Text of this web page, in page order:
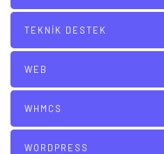
TEKNIK DESTEK
WEB
WHMCS
WORDPRESS